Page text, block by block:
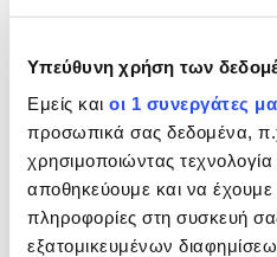
Υπεύθυνη χρήση των
Εμείς και οι 1 συνεργάτες
προσωπικά σας δεδομένα,
χρησιμοποιώντας
αποθηκεύουμε και να
πληροφορίες στη συσκευή
εξατομικευμένων
Επώνυμο *
Διεύθυνση Email *